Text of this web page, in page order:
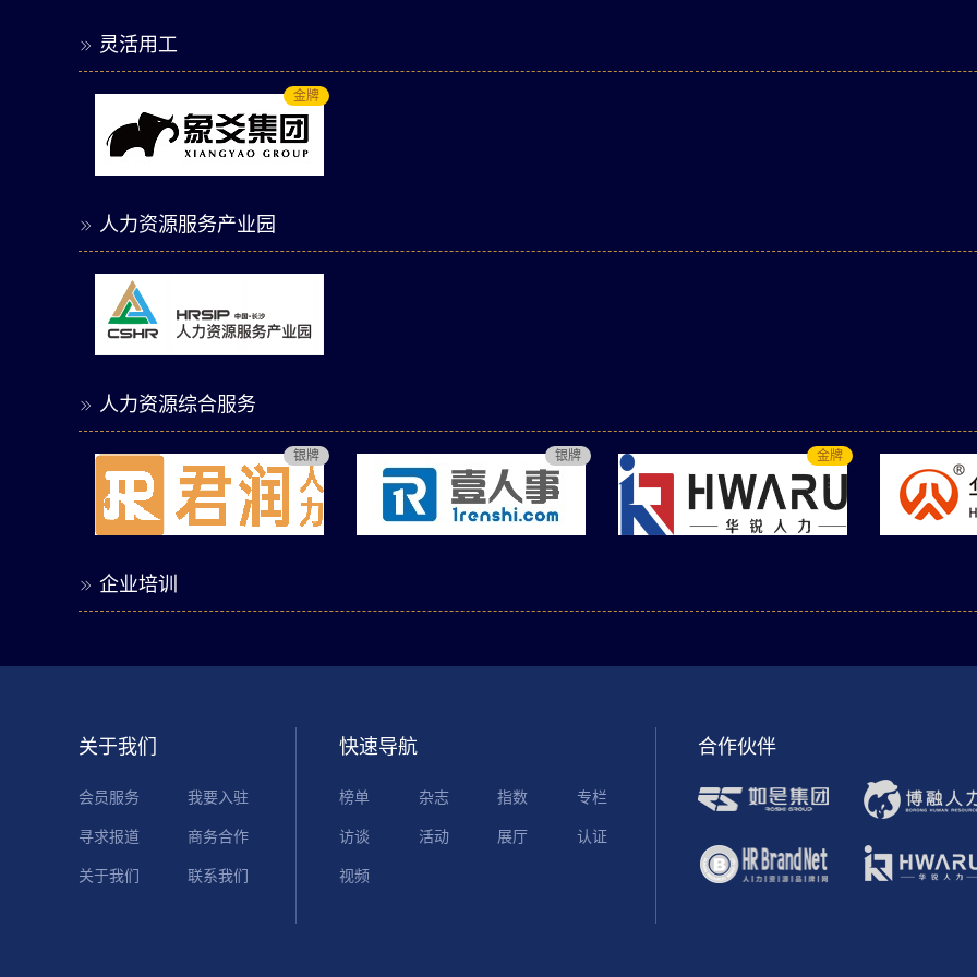
 灵活用工
金牌
 人力资源服务产业园
 人力资源综合服务
银牌 银牌 金牌
 企业培训
关于我们
会员服务 我要入驻
寻求报道 商务合作
关于我们 联系我们
快速导航
榜单 杂志 指数 专栏
访谈 活动 展厅 认证
视频
合作伙伴